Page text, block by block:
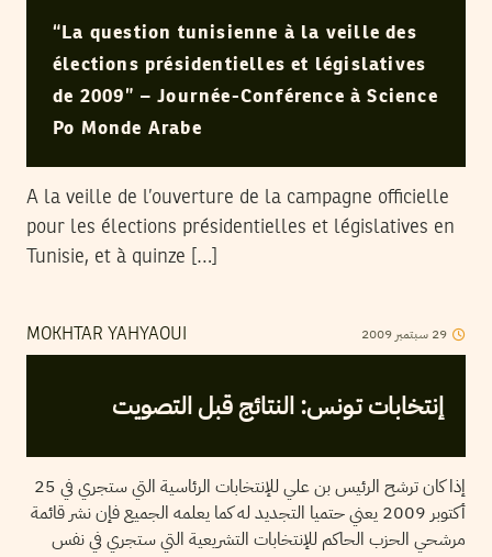
“La question tunisienne à la veille des
élections présidentielles et législatives
de 2009” – Journée-Conférence à Science
Po Monde Arabe
A la veille de l’ouverture de la campagne officielle
pour les élections présidentielles et législatives en
Tunisie, et à quinze […]
MOKHTAR YAHYAOUI 29 سبتمبر 2009
إنتخابات تـونس: النتائج قبل التصويت
إذا كان ترشح الرئيس بن علي للإنتخابات الرئاسية التي ستجري في 25
أكتوبر 2009 يعني حتميا التجديد له كما يعلمه الجميع فإن نشر قائمة
مرشحي الحزب الحاكم للإنتخابات التشريعية التي ستجري في نفس